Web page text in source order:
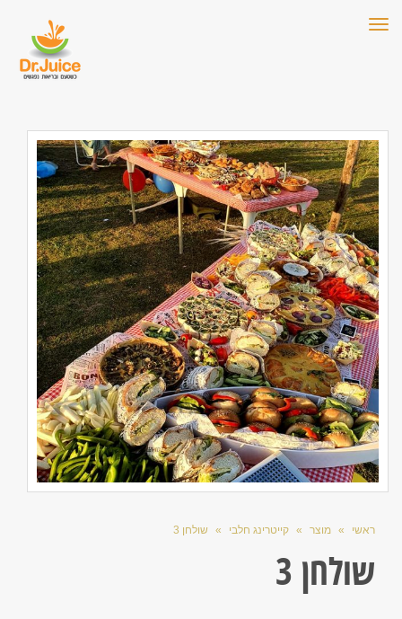
תפריט
ראשי » מוצר » קייטרינג חלבי » שולחן 3
שולחן 3